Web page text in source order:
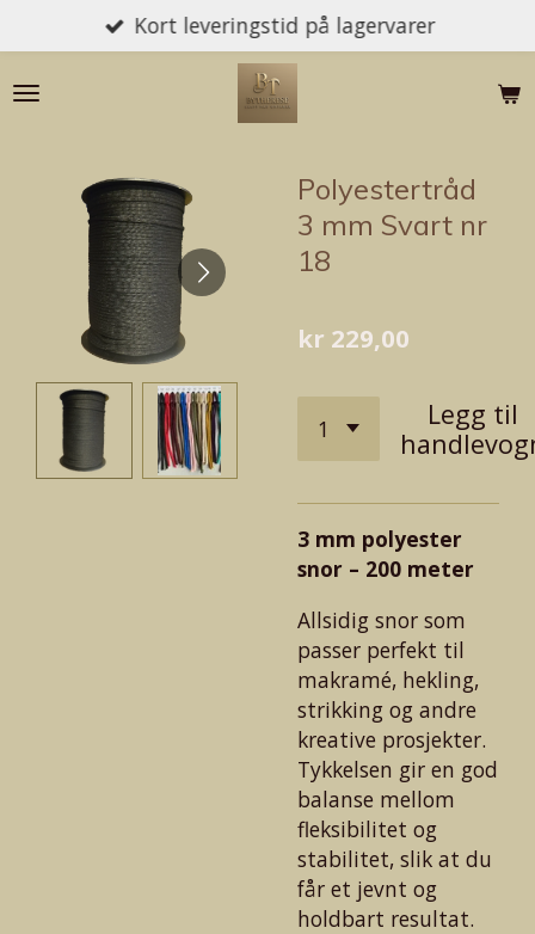
til
hovedinnhold
Kort leveringstid på lagervarer
Polyestertråd
3 mm Svart nr
18
kr 229,00
Legg til
3 mm polyester
snor – 200 meter
Allsidig snor som
passer perfekt til
makramé, hekling,
strikking og andre
kreative prosjekter.
Tykkelsen gir en god
balanse mellom
fleksibilitet og
stabilitet, slik at du
får et jevnt og
holdbart resultat.